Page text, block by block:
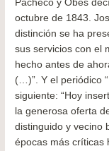
Pacheco y Obes
octubre de 1843.
distinción se ha
sus servicios con el
hecho antes de
(…)”. Y el periódico
siguiente: “Hoy
la generosa oferta
distinguido y vecino
épocas más críticas